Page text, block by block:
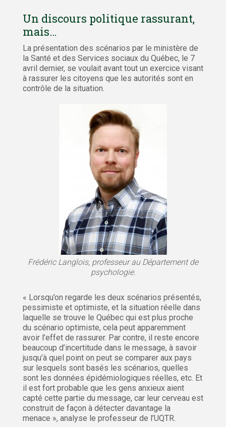
Un discours politique rassurant,
mais…
La présentation des scénarios par le ministère de
la Santé et des Services sociaux du Québec, le 7
avril dernier, se voulait avant tout un exercice visant
à rassurer les citoyens que les autorités sont en
contrôle de la situation.
Frédéric Langlois, professeur au Département de
psychologie.
« Lorsqu’on regarde les deux scénarios présentés,
pessimiste et optimiste, et la situation réelle dans
laquelle se trouve le Québec qui est plus proche
du scénario optimiste, cela peut apparemment
avoir l’effet de rassurer. Par contre, il reste encore
beaucoup d’incertitude dans le message, à savoir
jusqu’à quel point on peut se comparer aux pays
sur lesquels sont basés les scénarios, quelles
sont les données épidémiologiques réelles, etc. Et
il est fort probable que les gens anxieux aient
capté cette partie du message, car leur cerveau est
construit de façon à détecter davantage la
menace », analyse le professeur de l’UQTR.